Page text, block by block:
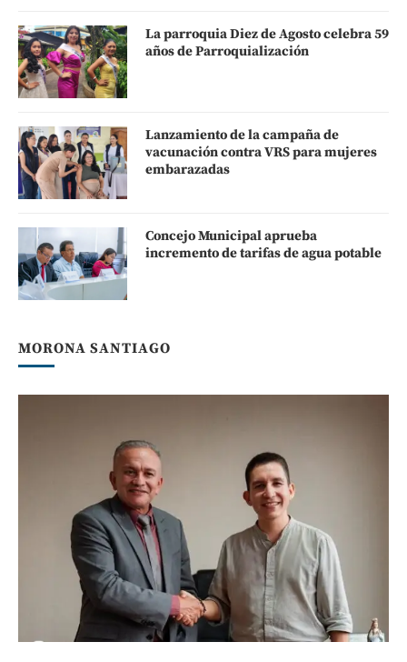
La parroquia Diez de Agosto celebra 59
años de Parroquialización
Lanzamiento de la campaña de
vacunación contra VRS para mujeres
embarazadas
Concejo Municipal aprueba
incremento de tarifas de agua potable
MORONA SANTIAGO